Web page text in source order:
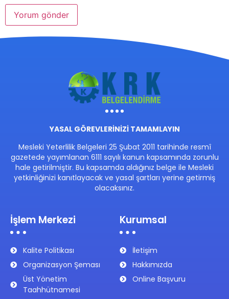
YASAL GÖREVLERİNİZİ TAMAMLAYIN
Mesleki Yeterlilik Belgeleri 25 Şubat 2011 tarihinde resmî
gazetede yayımlanan 6111 sayılı kanun kapsamında zorunlu
hale getirilmiştir. Bu kapsamda aldığınız belge ile Mesleki
yetkinliğinizi kanıtlayacak ve yasal şartları yerine getirmiş
olacaksınız.
İşlem Merkezi
Kalite Politikası
Organizasyon Şeması
Üst Yönetim
Taahhütnamesi
Kurumsal
İletişim
Hakkımızda
Online Başvuru